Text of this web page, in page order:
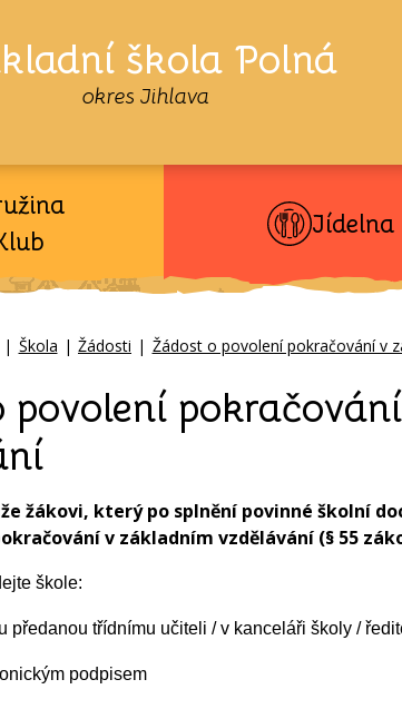
škola Polná
okres Jihlava
Jídelna
| Škola | Žádosti | Žádost o povolení pokračování v
povolení
žákovi, který po splnění povinné školní
v základním vzdělávání (§ 55
škole:
předanou třídnímu učiteli / v kanceláři školy /
podpisem